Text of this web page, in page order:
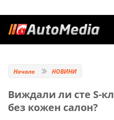
Начало НОВИНИ
Виждали ли сте S-
без кожен салон?